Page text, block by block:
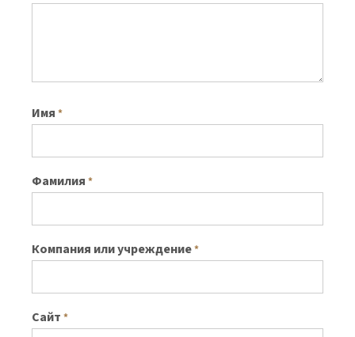
Имя *
Фамилия *
Компания или учреждение*
Сайт *